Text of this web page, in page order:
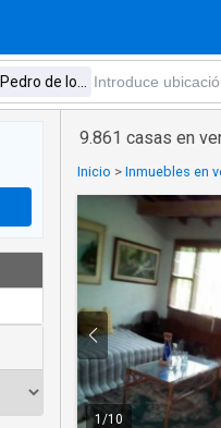
9.861 casas en
Inicio > Inmuebles en
1 /10